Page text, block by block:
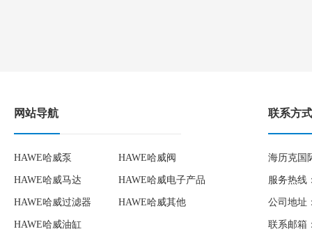
网站导航
HAWE哈威泵 HAWE哈威阀
HAWE哈威马达 HAWE哈威电子产品
HAWE哈威过滤器 HAWE哈威其他
HAWE哈威油缸
联系方式
海历克国
服务热线
公司地址
联系邮箱